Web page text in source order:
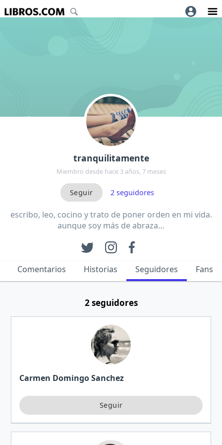
tranquilitamente
Miembro desde hace 3 años, 7 meses
2seguidores
escribo, leo, cocino y trato de poner orden en mi vida.
aunque soy más de abraza…
Comentarios Historias Seguidores Fans
2 seguidores
Carmen Domingo Sanchez